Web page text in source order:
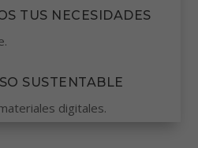
TUS NECESIDADES
SUSTENTABLE
digitales.